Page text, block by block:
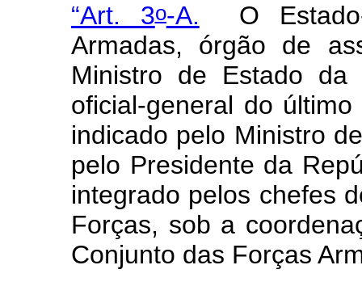
“Art. 3o-A.
O
Armadas, órgão de
Ministro de Estado
oficial-general do
indicado pelo Ministro
pelo Presidente da
integrado pelos chefes
Forças, sob a
Conjunto das Forças